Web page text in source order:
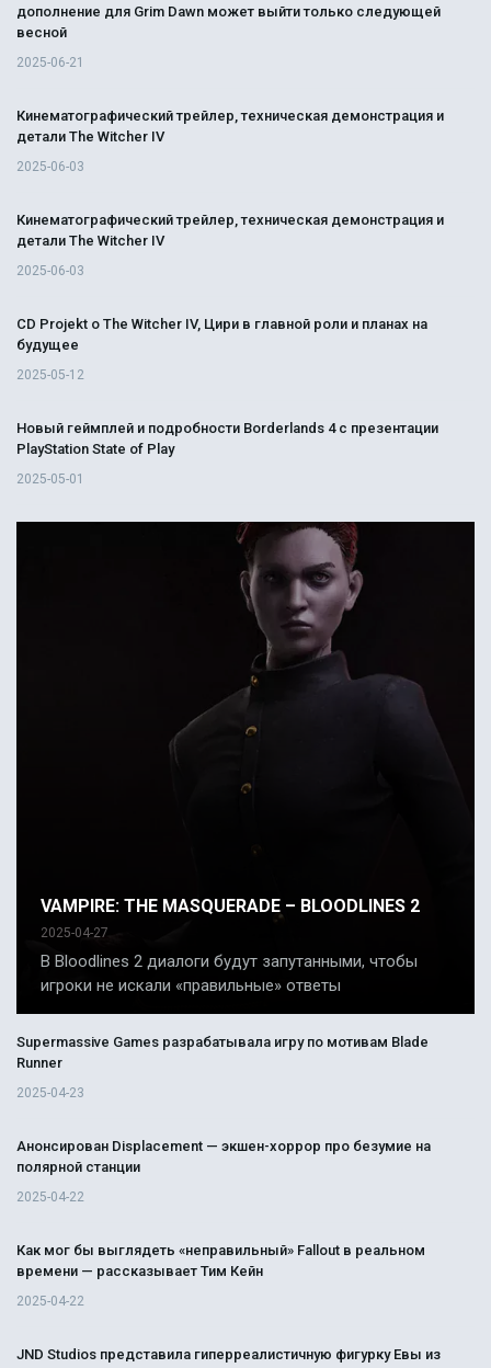
дополнение для Grim Dawn может выйти только следующей
весной
2025-06-21
Кинематографический трейлер, техническая демонстрация и
детали The Witcher IV
2025-06-03
Кинематографический трейлер, техническая демонстрация и
детали The Witcher IV
2025-06-03
CD Projekt о The Witcher IV, Цири в главной роли и планах на
будущее
2025-05-12
Новый геймплей и подробности Borderlands 4 с презентации
PlayStation State of Play
2025-05-01
VAMPIRE: THE MASQUERADE – BLOODLINES 2
2025-04-27
В Bloodlines 2 диалоги будут запутанными, чтобы
игроки не искали «правильные» ответы
Supermassive Games разрабатывала игру по мотивам Blade
Runner
2025-04-23
Анонсирован Displacement — экшен-хоррор про безумие на
полярной станции
2025-04-22
Как мог бы выглядеть «неправильный» Fallout в реальном
времени — рассказывает Тим Кейн
2025-04-22
JND Studios представила гиперреалистичную фигурку Евы из